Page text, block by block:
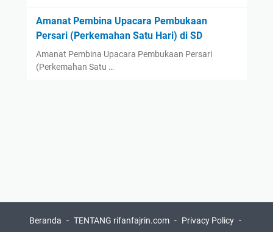
Amanat Pembina Upacara Pembukaan
Persari (Perkemahan Satu Hari) di SD
Amanat Pembina Upacara Pembukaan Persari
(Perkemahan Satu …
Beranda TENTANG rifanfajrin.com Privacy Policy